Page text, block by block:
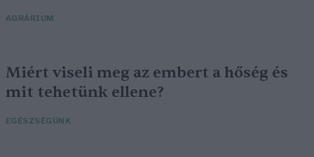
AGRÁRIUM
Miért viseli meg az embert a hőség és
mit tehetünk ellene?
EGÉSZSÉGÜNK